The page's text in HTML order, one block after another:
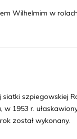
Wilhelmim w
szpiegowskiej
1953 r.
został wykonany.